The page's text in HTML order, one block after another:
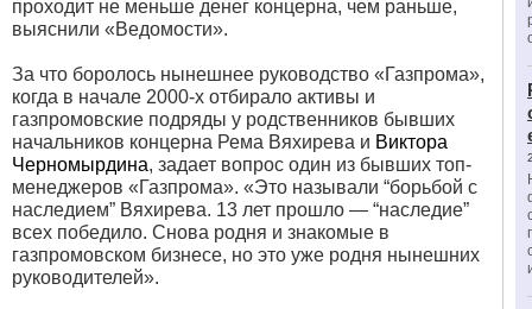
проходит не меньше денег концерна, чем раньше,
выяснили «Ведомости».
За что боролось нынешнее руководство «Газпрома»,
когда в начале 2000-х отбирало активы и
газпромовские подряды у родственников бывших
начальников концерна Рема Вяхирева и Виктора
Черномырдина, задает вопрос один из бывших топ-
менеджеров «Газпрома». «Это называли “борьбой с
наследием” Вяхирева. 13 лет прошло — “наследие”
всех победило. Снова родня и знакомые в
газпромовском бизнесе, но это уже родня нынешних
руководителей».